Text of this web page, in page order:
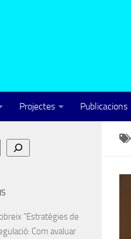
Projectes Publicacions
“Estratègies de
Com avaluar